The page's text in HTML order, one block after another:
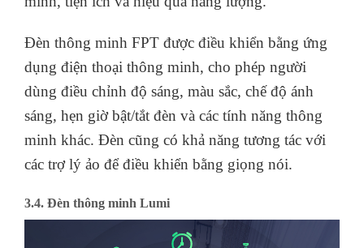
Đèn thông minh FPT là một sản phẩm của Tập
đoàn FPT, một trong những tập đoàn công nghệ
hàng đầu tại Việt Nam. Đèn thông minh FPT
được thiết kế để tạo ra không gian sống thông
Đèn thông minh FPT được điều khiển bằng ứng